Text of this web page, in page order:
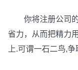
你将注册公司的
省力，从而把精力
上.可谓一石二鸟,